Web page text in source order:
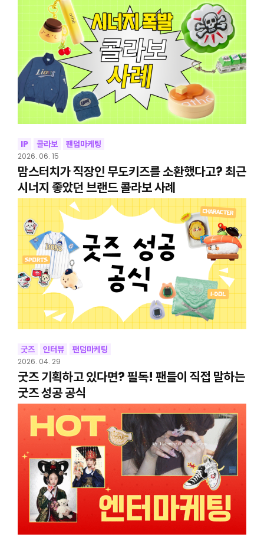
IP 콜라보 팬덤마케팅
2026. 06. 15
맘스터치가 직장인 무도키즈를 소환했다고? 최근
시너지 좋았던 브랜드 콜라보 사례
굿즈 인터뷰 팬덤마케팅
2026. 04. 29
굿즈 기획하고 있다면? 필독! 팬들이 직접 말하는
굿즈 성공 공식